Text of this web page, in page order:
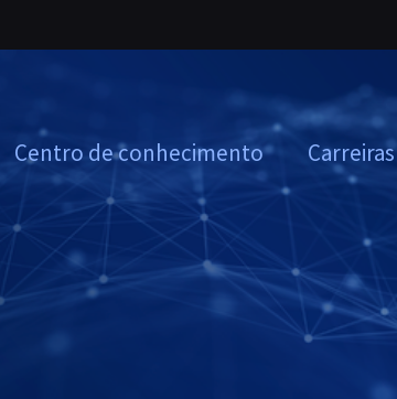
Centro de conhecimento Carreiras